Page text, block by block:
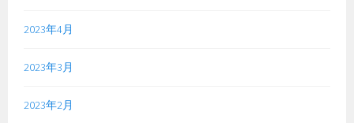
2023年4月
2023年3月
2023年2月